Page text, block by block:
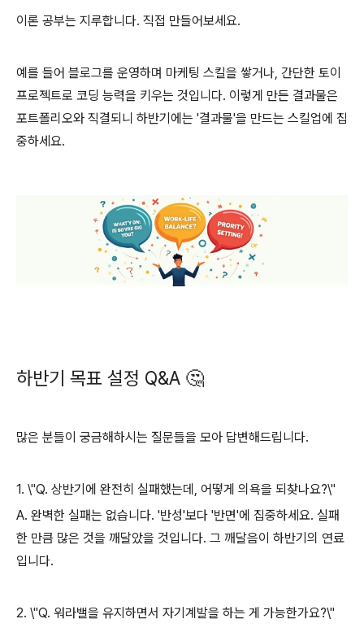
이론 공부는 지루합니다. 직접 만들어보세요.
예를 들어 블로그를 운영하며 마케팅 스킬을 쌓거나, 간단한 토이
프로젝트로 코딩 능력을 키우는 것입니다. 이렇게 만든 결과물은
포트폴리오와 직결되니 하반기에는 '결과물'을 만드는 스킬업에 집
중하세요.
하반기 목표 설정 Q&A 🤔
많은 분들이 궁금해하시는 질문들을 모아 답변해드립니다.
1. \"Q. 상반기에 완전히 실패했는데, 어떻게 의욕을 되찾나요?\"
A. 완벽한 실패는 없습니다. '반성'보다 '반면'에 집중하세요. 실패
한 만큼 많은 것을 깨달았을 것입니다. 그 깨달음이 하반기의 연료
입니다.
2. \"Q. 워라밸을 유지하면서 자기계발을 하는 게 가능한가요?\"